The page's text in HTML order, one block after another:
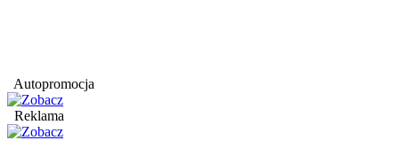
Autopromocja
Reklama